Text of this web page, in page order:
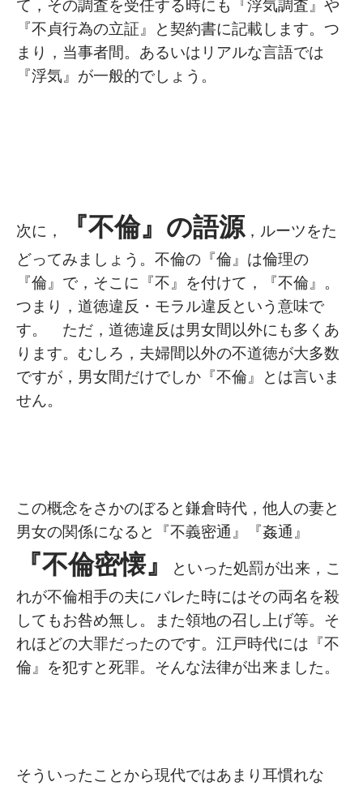
て，その調査を受任する時にも『浮気調査』や
『不貞行為の立証』と契約書に記載します。つ
まり，当事者間。あるいはリアルな言語では
『浮気』が一般的でしょう。
次に， 『不倫』の語源，ルーツをた
どってみましょう。不倫の『倫』は倫理の
『倫』で，そこに『不』を付けて，『不倫』。
つまり，道徳違反・モラル違反という意味で
す。 ただ，道徳違反は男女間以外にも多くあ
ります。むしろ，夫婦間以外の不道徳が大多数
ですが，男女間だけでしか『不倫』とは言いま
せん。
この概念をさかのぼると鎌倉時代，他人の妻と
男女の関係になると『不義密通』『姦通』
『不倫密懐』
といった処罰が出来，こ
れが不倫相手の夫にバレた時にはその両名を殺
してもお咎め無し。また領地の召し上げ等。そ
れほどの大罪だったのです。江戸時代には『不
倫』を犯すと死罪。そんな法律が出来ました。
そういったことから現代ではあまり耳慣れな